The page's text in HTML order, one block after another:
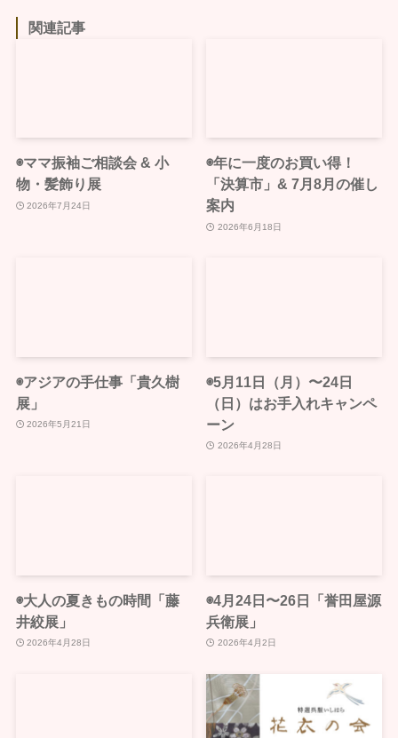
関連記事
◉ママ振袖ご相談会 & 小
物・髪飾り展
2026年7月24日
◉年に一度のお買い得！
「決算市」& 7月8月の催し
案内
2026年6月18日
◉アジアの手仕事「貴久樹
展」
2026年5月21日
◉5月11日（月）〜24日
（日）はお手入れキャンペ
ーン
2026年4月28日
◉大人の夏きもの時間「藤
井絞展」
2026年4月28日
◉4月24日〜26日「誉田屋源
兵衛展」
2026年4月2日